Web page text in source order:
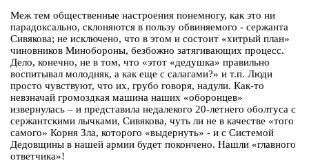
Меж тем общественные настроения понемногу, как это ни
парадоксально, склоняются в пользу обвиняемого - сержанта
Сивякова; не исключено, что в этом и состоит «хитрый план»
чиновников Минобороны, безбожно затягивающих процесс.
Дело, конечно, не в том, что «этот «дедушка» правильно
воспитывал молодняк, а как еще с салагами?» и т.п. Люди
просто чувствуют, что их, грубо говоря, надули. Как-то
невзначай громоздкая машина наших «оборонцев»
извернулась – и представила недалекого 20-летнего оболтуса с
сержантскими лычками, Сивякова, чуть ли не в качестве «того
самого» Корня Зла, которого «выдернуть» - и с Системой
Дедовщины в нашей армии будет покончено. Нашли «главного
ответчика»!